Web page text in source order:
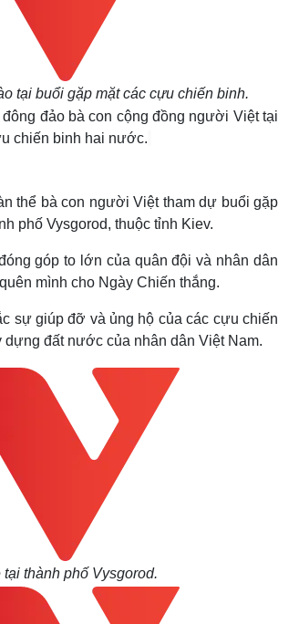
tại buổi gặp mặt các cựu chiến binh.
đảo bà con cộng đồng người Việt tại
chiến binh hai nước.
thể bà con người Việt tham dự buổi gặp
phố Vysgorod, thuộc tỉnh Kiev.
góp to lớn của quân đội và nhân dân
mình cho Ngày Chiến thắng.
sự giúp đỡ và ủng hộ của các cựu chiến
đất nước của nhân dân Việt Nam.
thành phố Vysgorod.